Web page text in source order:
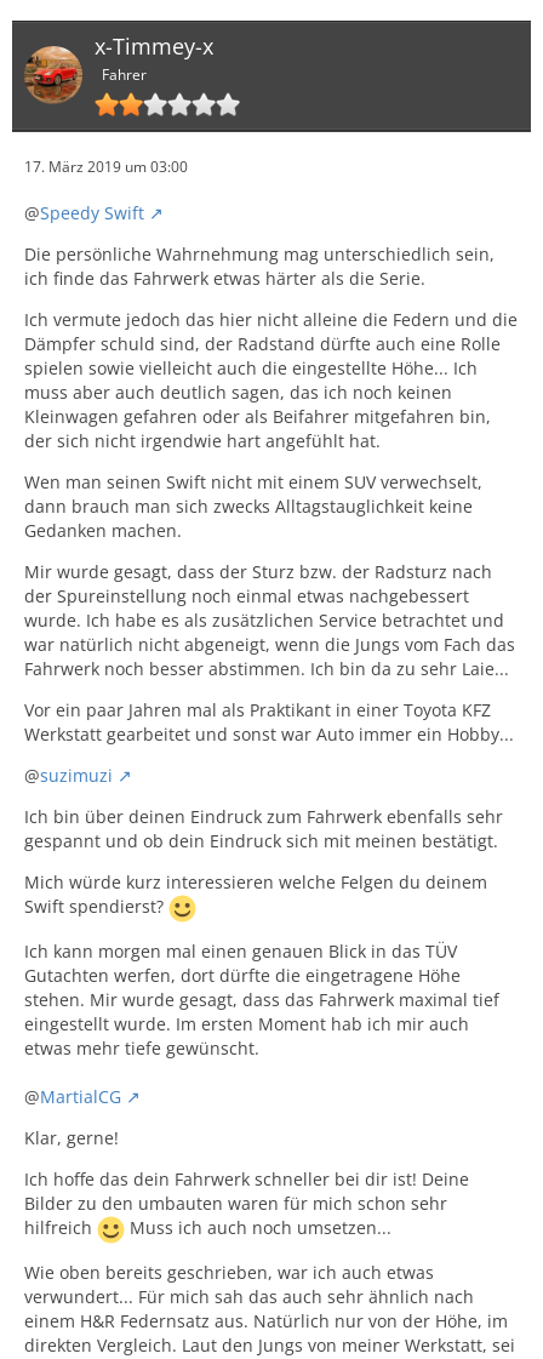
x-Timmey-x
Fahrer
17. März 2019 um 03:00
@Speedy Swift
Die persönliche Wahrnehmung mag unterschiedlich sein,
ich finde das Fahrwerk etwas härter als die Serie.
Ich vermute jedoch das hier nicht alleine die Federn und die
Dämpfer schuld sind, der Radstand dürfte auch eine Rolle
spielen sowie vielleicht auch die eingestellte Höhe... Ich
muss aber auch deutlich sagen, das ich noch keinen
Kleinwagen gefahren oder als Beifahrer mitgefahren bin,
der sich nicht irgendwie hart angefühlt hat.
Wen man seinen Swift nicht mit einem SUV verwechselt,
dann brauch man sich zwecks Alltagstauglichkeit keine
Gedanken machen.
Mir wurde gesagt, dass der Sturz bzw. der Radsturz nach
der Spureinstellung noch einmal etwas nachgebessert
wurde. Ich habe es als zusätzlichen Service betrachtet und
war natürlich nicht abgeneigt, wenn die Jungs vom Fach das
Fahrwerk noch besser abstimmen. Ich bin da zu sehr Laie...
Vor ein paar Jahren mal als Praktikant in einer Toyota KFZ
Werkstatt gearbeitet und sonst war Auto immer ein Hobby...
@suzimuzi
Ich bin über deinen Eindruck zum Fahrwerk ebenfalls sehr
gespannt und ob dein Eindruck sich mit meinen bestätigt.
Mich würde kurz interessieren welche Felgen du deinem
Swift spendierst?
Ich kann morgen mal einen genauen Blick in das TÜV
Gutachten werfen, dort dürfte die eingetragene Höhe
stehen. Mir wurde gesagt, dass das Fahrwerk maximal tief
eingestellt wurde. Im ersten Moment hab ich mir auch
etwas mehr tiefe gewünscht.
@MartialCG
Klar, gerne!
Ich hoffe das dein Fahrwerk schneller bei dir ist! Deine
Bilder zu den umbauten waren für mich schon sehr
hilfreich
Muss ich auch noch umsetzen...
Wie oben bereits geschrieben, war ich auch etwas
verwundert... Für mich sah das auch sehr ähnlich nach
einem H&R Federnsatz aus. Natürlich nur von der Höhe, im
direkten Vergleich. Laut den Jungs von meiner Werkstatt, sei